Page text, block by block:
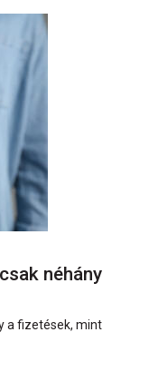
néhány
a fizetések, mint